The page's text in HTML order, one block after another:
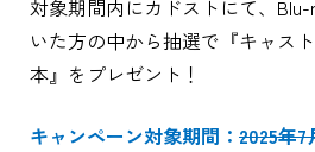
対象期間内にカドストにて、
いた方の中から抽選で『キャス
本』をプレゼント！
キャンペーン対象期間： 2025年